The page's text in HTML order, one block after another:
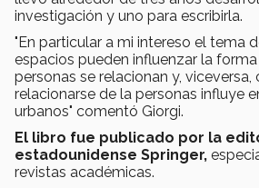
investigación y uno para escribirla.
"En particular a mi intereso el tema
espacios pueden influenzar la
personas se relacionan y,
relacionarse de la personas influye
urbanos" comentó Giorgi.
El libro fue publicado por la
estadounidense Springer,
revistas académicas.